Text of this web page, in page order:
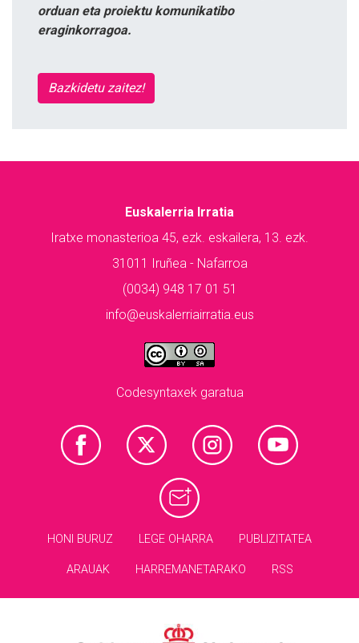
orduan eta proiektu komunikatibo
eraginkorragoa.
Bazkidetu zaitez!
Euskalerria Irratia
Iratxe monasterioa 45, ezk. eskailera, 13. ezk.
31011 Iruñea - Nafarroa
(0034) 948 17 01 51
info@euskalerriairratia.eus
Codesyntaxek garatua
HONI BURUZ LEGE OHARRA PUBLIZITATEA
ARAUAK HARREMANETARAKO RSS